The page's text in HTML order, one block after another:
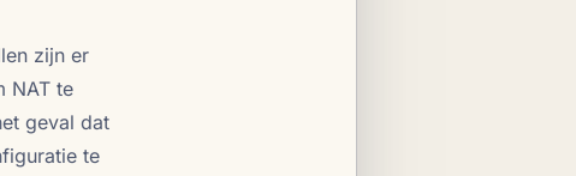
zijn er
NAT te
geval dat
te